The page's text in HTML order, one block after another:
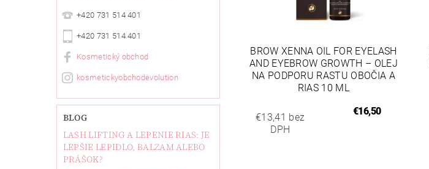
+420 731 514 401
+420 731 514 401
Kosmetický obchod
kosmetickyobchodevolution
BLOG
LASH LIFTING A LEPENIE RIAS: JE
LEPŠIE LEPIDLO, BALZAM ALEBO
PRÁŠOK?
BROW XENNA OIL FOR EYELASH
AND EYEBROW GROWTH – OLEJ
NA PODPORU RASTU OBOČIA A
RIAS 10 ML
€13,41 bez
DPH
€16,50